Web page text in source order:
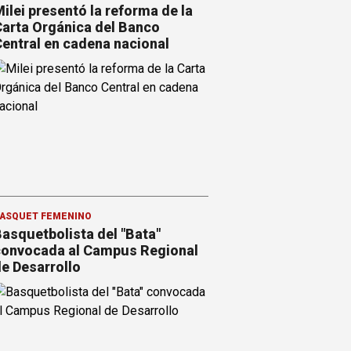
presentó la reforma de la
Orgánica del Banco
en cadena nacional
FEMENINO
del "Bata"
al Campus Regional
Desarrollo